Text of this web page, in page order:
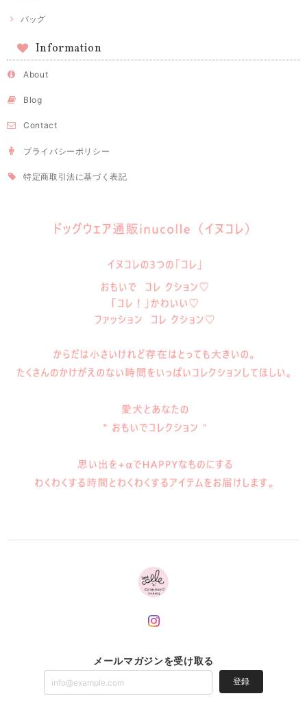
バッグ
Information
About
Blog
Contact
プライバシーポリシー
特定商取引法に基づく表記
メールマガジンを受け取る
登録